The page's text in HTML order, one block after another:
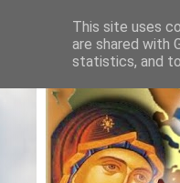
This site uses
are shared with
statistics, and